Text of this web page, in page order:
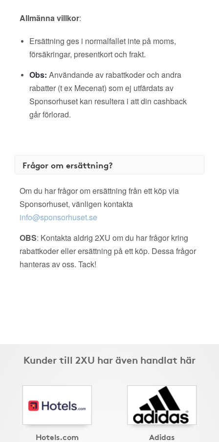
Allmänna villkor:
Ersättning ges i normalfallet inte på moms,
försäkringar, presentkort och frakt.
Obs: Användande av rabattkoder och andra
rabatter (t ex Mecenat) som ej utfärdats av
Sponsorhuset kan resultera i att din cashback
går förlorad.
Frågor om ersättning?
Om du har frågor om ersättning från ett köp via
Sponsorhuset, vänligen kontakta
info@sponsorhuset.se
OBS: Kontakta aldrig 2XU om du har frågor kring
rabattkoder eller ersättning på ett köp. Dessa frågor
hanteras av oss. Tack!
Kunder till 2XU har även handlat här
Hotels.com Adidas